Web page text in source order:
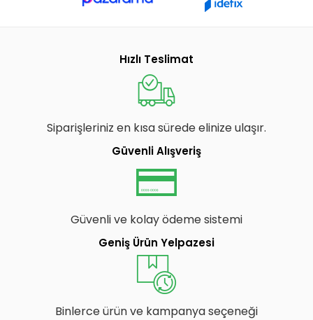
Hızlı Teslimat
Siparişleriniz en kısa sürede elinize ulaşır.
Güvenli Alışveriş
Güvenli ve kolay ödeme sistemi
Geniş Ürün Yelpazesi
Binlerce ürün ve kampanya seçeneği